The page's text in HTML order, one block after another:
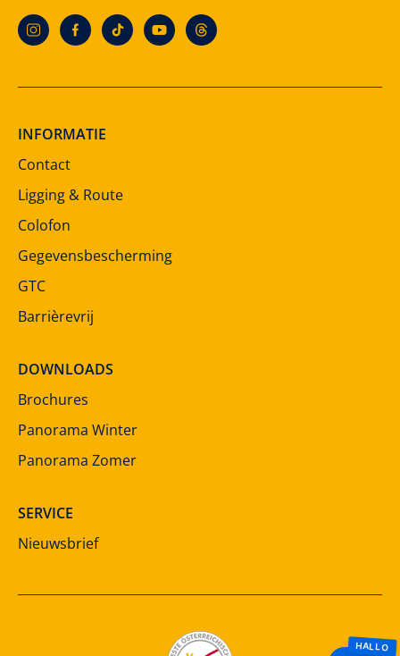
INFORMATIE
Contact
Ligging & Route
Colofon
Gegevensbescherming
GTC
Barrièrevrij
DOWNLOADS
Brochures
Panorama Winter
Panorama Zomer
SERVICE
Nieuwsbrief